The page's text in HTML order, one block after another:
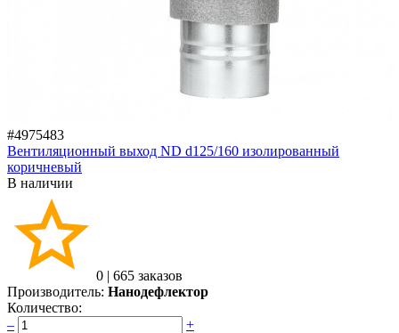
#4975483
Вентиляционный выход ND d125/160 изолированный
коричневый
В наличии
0 | 665 заказов
Производитель: Нанодефлектор
Количество:
–
+